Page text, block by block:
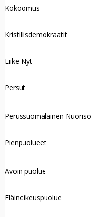
Kokoomus
Kristillisdemokraatit
Liike Nyt
Persut
Perussuomalainen Nuoriso
Pienpuolueet
Avoin puolue
Eläinoikeuspuolue